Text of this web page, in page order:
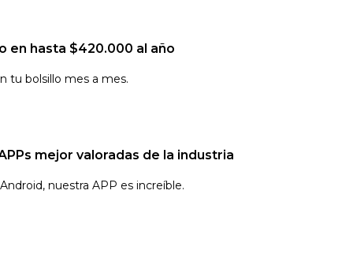
en hasta $420.000 al año
tu bolsillo mes a mes.
mejor valoradas de la industria
nuestra APP es increíble.